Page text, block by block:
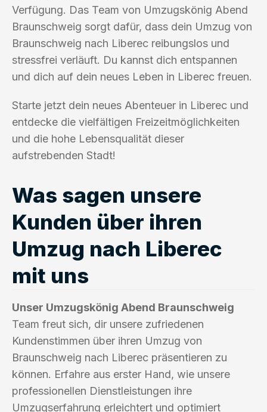
Verfügung. Das Team von Umzugskönig Abend
Braunschweig sorgt dafür, dass dein Umzug von
Braunschweig nach Liberec reibungslos und
stressfrei verläuft. Du kannst dich entspannen
und dich auf dein neues Leben in Liberec freuen.
Starte jetzt dein neues Abenteuer in Liberec und
entdecke die vielfältigen Freizeitmöglichkeiten
und die hohe Lebensqualität dieser
aufstrebenden Stadt!
Was sagen unsere
Kunden über ihren
Umzug nach Liberec
mit uns
Unser Umzugskönig Abend Braunschweig
Team freut sich, dir unsere zufriedenen
Kundenstimmen über ihren Umzug von
Braunschweig nach Liberec präsentieren zu
können. Erfahre aus erster Hand, wie unsere
professionellen Dienstleistungen ihre
Umzugserfahrung erleichtert und optimiert